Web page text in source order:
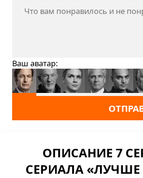
Ваш аватар:
ОПИСАНИЕ 7
СЕРИАЛА